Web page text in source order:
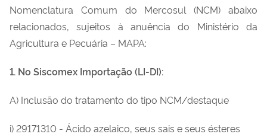
Nomenclatura Comum do Mercosul (NCM) abaixo
relacionados, sujeitos à anuência do Ministério da
Agricultura e Pecuária – MAPA:
1. No Siscomex Importação (LI-DI):
A) Inclusão do tratamento do tipo NCM/destaque
i) 29171310 - Ácido azelaico, seus sais e seus ésteres